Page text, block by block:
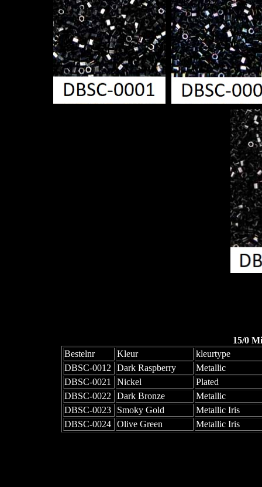
15/0
Bestelnr
Kleur
kleurtype
DBSC-0012
Dark Raspberry
Metallic
DBSC-0021
Nickel
Plated
DBSC-0022
Dark Bronze
Metallic
DBSC-0023
Smoky Gold
Metallic Iris
DBSC-0024
Olive Green Metallic Iris